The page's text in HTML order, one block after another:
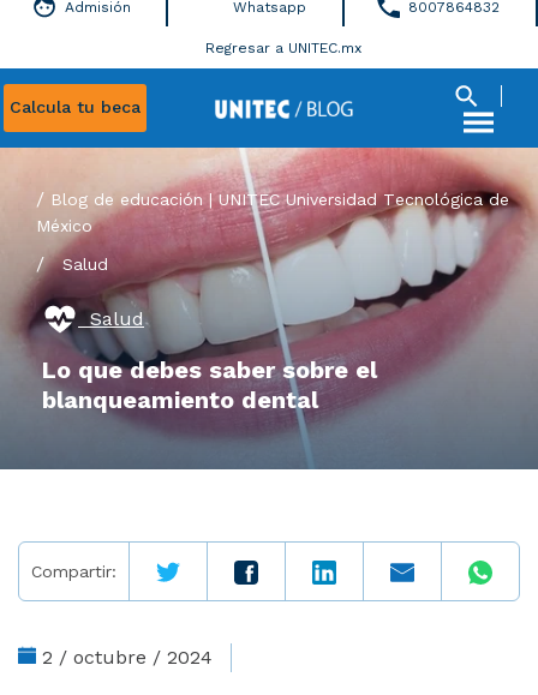
Calcula tu beca
Admisión Whatsapp 8007864832
Regresar a UNITEC.mx
Blog de educación | UNITEC Universidad Tecnológica de
México
/Salud
Salud
Lo que debes saber sobre el
blanqueamiento dental
Compartir:
2 / octubre / 2024